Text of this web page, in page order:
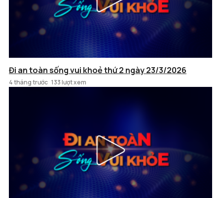
Đi an toàn sống vui khoẻ thứ 2 ngày 23/3/2026
4 tháng trước 133 lượt xem